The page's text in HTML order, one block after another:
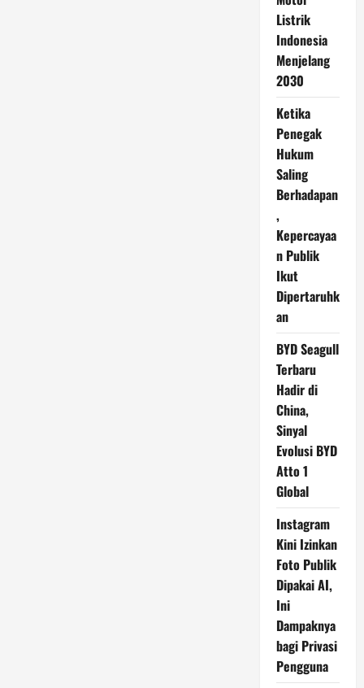
Listrik
Indonesia
Menjelang
2030
Ketika
Penegak
Hukum
Saling
Berhadapan
,
Kepercayaa
n Publik
Ikut
Dipertaruhk
an
BYD Seagull
Terbaru
Hadir di
China,
Sinyal
Evolusi BYD
Atto 1
Global
Instagram
Kini Izinkan
Foto Publik
Dipakai AI,
Ini
Dampaknya
bagi Privasi
Pengguna